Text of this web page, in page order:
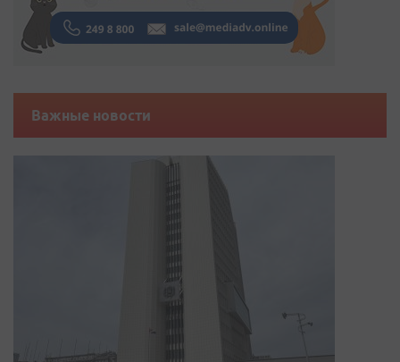
Важные новости